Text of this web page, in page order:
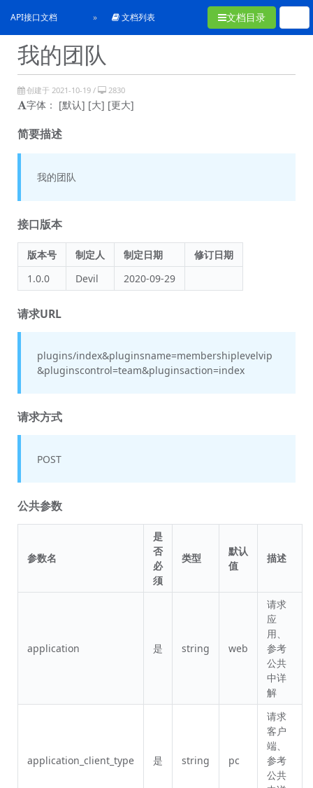
API接口文档 文档列表 文档目录
我的团队
创建于 2021-10-19 / 2830
字体： [默认] [大] [更大]
简要描述
我的团队
接口版本
版本号 制定人 制定日期
修订日期
1.0.0
Devil 2020-09-29
请求URL
plugins/index&pluginsname=membershiplevelvip
&pluginscontrol=team&pluginsaction=index
请求方式
POST
公共参数
参数名
是
否
必
须
类型
默认
值
描述
application 是 string web
请求
应
用、
参考
公共
中详
解
application_client_type 是 string pc
请求
客户
端、
参考
公共